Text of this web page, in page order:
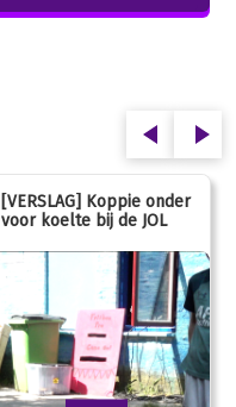
[VERSLAG] Koppie onder
voor koelte bij de JOL